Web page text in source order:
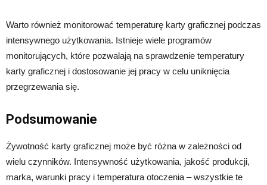
Warto również monitorować temperaturę karty graficznej podczas
intensywnego użytkowania. Istnieje wiele programów
monitorujących, które pozwalają na sprawdzenie temperatury
karty graficznej i dostosowanie jej pracy w celu uniknięcia
przegrzewania się.
Podsumowanie
Żywotność karty graficznej może być różna w zależności od
wielu czynników. Intensywność użytkowania, jakość produkcji,
marka, warunki pracy i temperatura otoczenia – wszystkie te